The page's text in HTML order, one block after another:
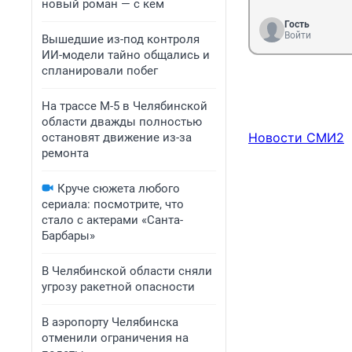
новый роман — с кем
Вышедшие из-под контроля
ИИ-модели тайно общались и
спланировали побег
На трассе М-5 в Челябинской
области дважды полностью
остановят движение из-за
ремонта
Круче сюжета любого
сериала: посмотрите, что
стало с актерами «Санта-
Барбары»
В Челябинской области сняли
угрозу ракетной опасности
В аэропорту Челябинска
отменили ограничения на
Гость
Войти
Новости СМИ2